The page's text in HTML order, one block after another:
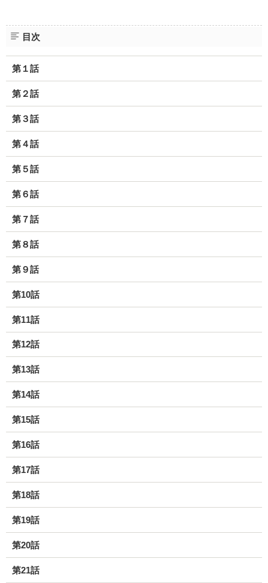
目次
第１話
第２話
第３話
第４話
第５話
第６話
第７話
第８話
第９話
第10話
第11話
第12話
第13話
第14話
第15話
第16話
第17話
第18話
第19話
第20話
第21話